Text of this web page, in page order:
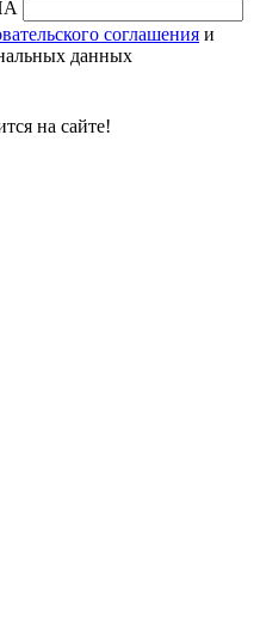
соглашения и
данных
на сайте!